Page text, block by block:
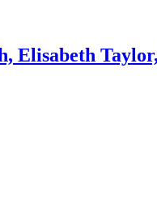
Elisabeth